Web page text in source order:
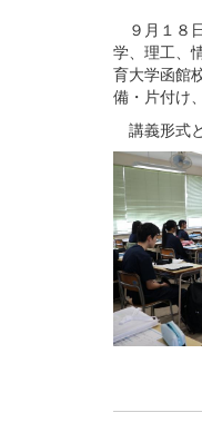
９月１８
学、理工、
育大学函館
備・片付け
講義形式